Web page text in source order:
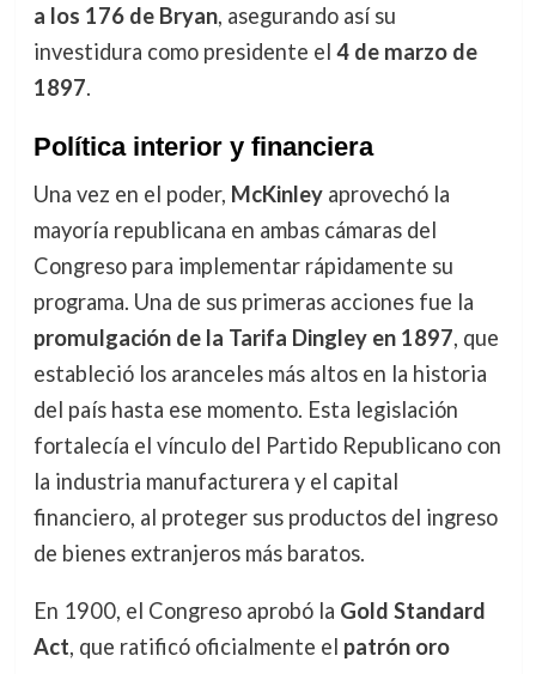
a los 176 de Bryan, asegurando así su
investidura como presidente el 4 de marzo de
1897.
Política interior y financiera
Una vez en el poder, McKinleyaprovechó la
mayoría republicana en ambas cámaras del
Congreso para implementar rápidamente su
programa. Una de sus primeras acciones fue la
promulgación de la Tarifa Dingley en 1897, que
estableció los aranceles más altos en la historia
del país hasta ese momento. Esta legislación
fortalecía el vínculo del Partido Republicano con
la industria manufacturera y el capital
financiero, al proteger sus productos del ingreso
de bienes extranjeros más baratos.
En 1900, el Congreso aprobó la Gold Standard
Act, que ratificó oficialmente el patrón oro